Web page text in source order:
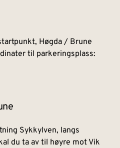
Høgda / Brune
til parkeringsplass:
Sykkylven, langs
du ta av til høyre mot Vik